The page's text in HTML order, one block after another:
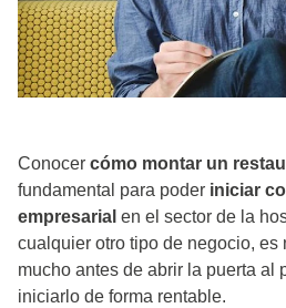
Conocer cómo montar un
fundamental para poder iniciar
empresarial en el sector de la
cualquier otro tipo de negocio, es
mucho antes de abrir la puerta al
iniciarlo de forma rentable.